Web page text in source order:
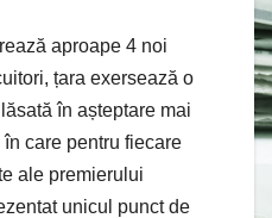
aproape 4 noi
țara exersează o
în așteptare mai
care pentru fiecare
ale premierului
unicul punct de